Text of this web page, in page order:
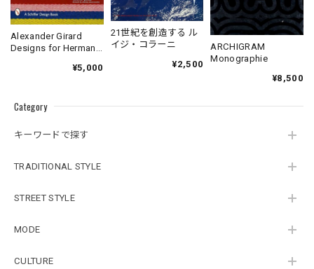
Category
キーワードで探す
TRADITIONAL STYLE
STREET STYLE
MODE
CULTURE
Alexander Girard
Designs for Herman
¥5,000
21世紀を創造する ル
イジ・コラーニ
¥2,500
ARCHIGRAM
Monographie
¥8,500